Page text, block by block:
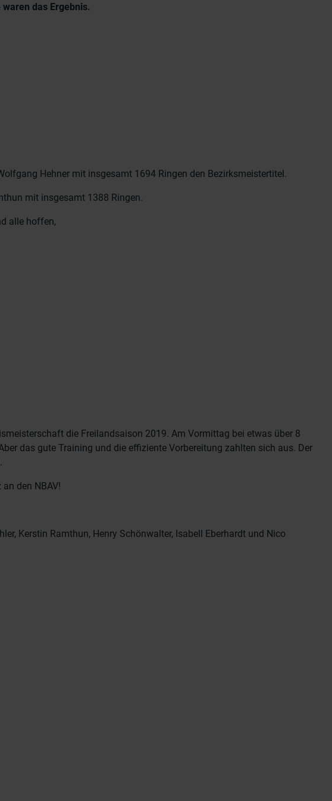
das Ergebnis.
Hehner mit insgesamt 1694 Ringen den Bezirksmeistertitel.
mit insgesamt 1388 Ringen.
alle hoffen,
die Freilandsaison 2019. Am Vormittag bei etwas über 8
das gute Training und die effiziente Vorbereitung zahlten sich aus. Der
den NBAV!
Kerstin Ramthun, Henry Schönwalter, Isabell Eberhardt und Nico